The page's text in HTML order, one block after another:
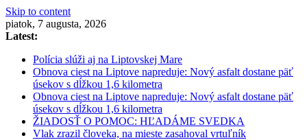
Skip to content
piatok, 7 augusta, 2026
Latest:
Polícia slúži aj na Liptovskej Mare
Obnova ciest na Liptove napreduje: Nový asfalt dostane päť
úsekov s dĺžkou 1,6 kilometra
Obnova ciest na Liptove napreduje: Nový asfalt dostane päť
úsekov s dĺžkou 1,6 kilometra
ŽIADOSŤ O POMOC: HĽADÁME SVEDKA
Vlak zrazil človeka, na mieste zasahoval vrtuľník